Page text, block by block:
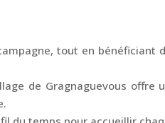
tout en bénéficiant
de Gragnaguevous offre